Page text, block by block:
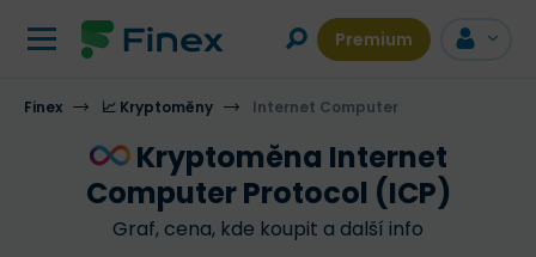
Premium
POPIS VÍCE INFORMACÍ DISKUZE
Finex 📈 Kryptoměny Internet Computer
Kryptoměna Internet
Computer Protocol (ICP)
Graf, cena, kde koupit a další info